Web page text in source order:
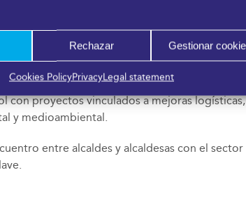
Rechazar Gestionar
Cookies PolicyPrivacyLegal statement
la subida de módulos de vivienda
del suelo, potenciar pactos de calado
celeridad.
del Ayuntamiento de Málaga, ha
con proyectos vinculados a mejoras
y medioambiental.
entre alcaldes y alcaldesas con el